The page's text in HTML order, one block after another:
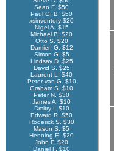
Sean F. $50
Paul G. B. $50
xsinventory $20
Nigel A. $15
Michael B. $20
Otto S. $20
Damien G. $12
Simon G. $5
Lindsay D. $25
David S. $25
Laurent L. $40
Peter van G. $10
Graham S. $10
Peter N. $30
James A. $10
Dmitry I. $10
Edward R. $50
Roderick S. $30
Mason S. $5
Henning E. $20
John F. $20
Daniel F. $10